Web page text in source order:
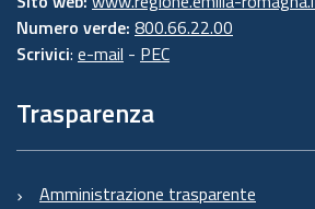
Numero verde: 800.66.22.00
Scrivici: e-mail - PEC
Trasparenza
Amministrazione trasparente